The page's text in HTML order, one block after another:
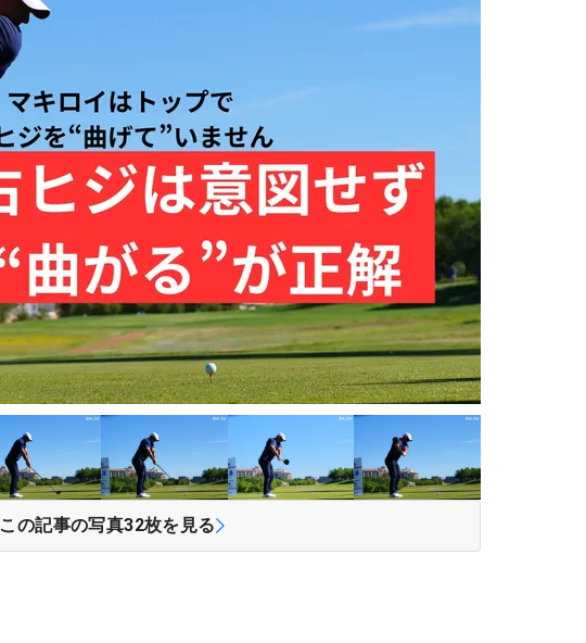
この記事の写真32枚を見る